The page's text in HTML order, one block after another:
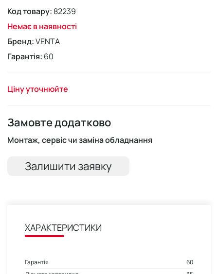
Код товару: 82239
Немає в наявності
Бренд:VENTA
Гарантія: 60
Ціну уточнюйте
Замовте додатково
Монтаж, сервіс чи заміна обладнання
Залишити заявку
ХАРАКТЕРИСТИКИ
Гарантія
60